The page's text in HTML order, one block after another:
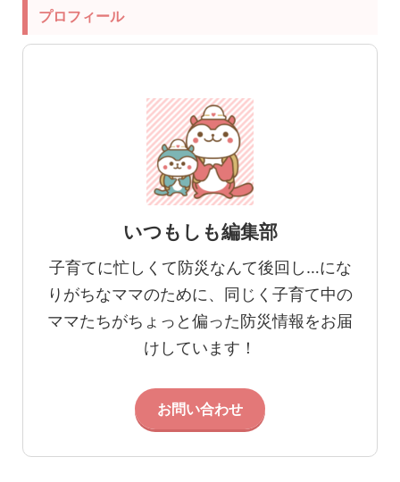
プロフィール
いつもしも編集部
子育てに忙しくて防災なんて後回し…にな
りがちなママのために、同じく子育て中の
ママたちがちょっと偏った防災情報をお届
けしています！
お問い合わせ